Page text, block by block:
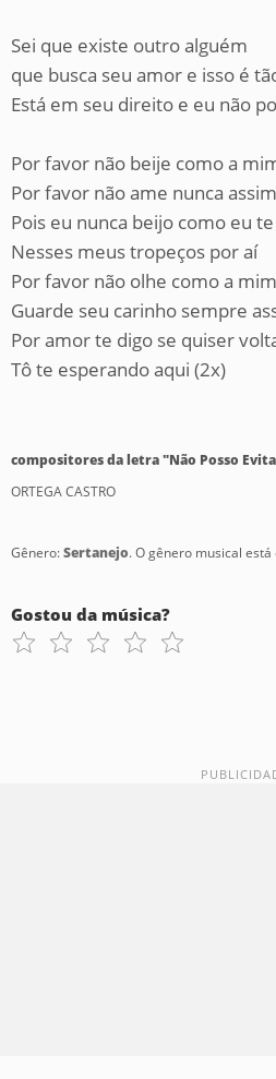
Sei que existe outro alguém
que busca seu amor e isso é
Está em seu direito e eu não
Por favor não beije como a
Por favor não ame nunca assim
Pois eu nunca beijo como eu
Nesses meus tropeços por aí
Por favor não olhe como a mim
Guarde seu carinho sempre
Por amor te digo se quiser
Tô te esperando aqui (2x)
compositores da letra "Não Posso
ORTEGA CASTRO
Gênero:Sertanejo. O gênero musical está
Gostou da música?